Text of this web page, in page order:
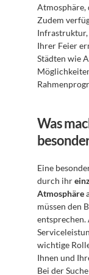
Atmosphäre,
Zudem
Infrastruktur,
Ihrer Feier
Städten wie
Was
Eine
durch ihr
Atmosphäre
müssen den
entsprechen.
wichtige
Ihnen und
Bei der